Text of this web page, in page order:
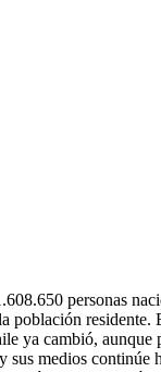
personas
población residente.
ya cambió, aunque
sus medios continúe